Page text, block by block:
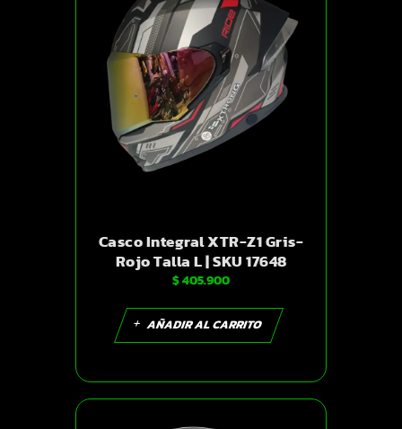
Casco Integral XTR-Z1 Gris-
Rojo Talla L | SKU 17648
$ 405.900
AÑADIR AL CARRITO